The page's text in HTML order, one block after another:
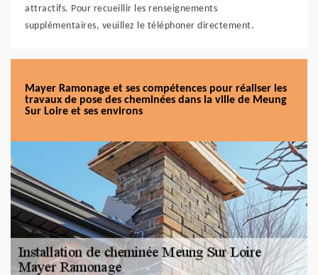
attractifs. Pour recueillir les renseignements
supplémentaires, veuillez le téléphoner directement.
Mayer Ramonage et ses compétences pour réaliser les
travaux de pose des cheminées dans la ville de Meung
Sur Loire et ses environs